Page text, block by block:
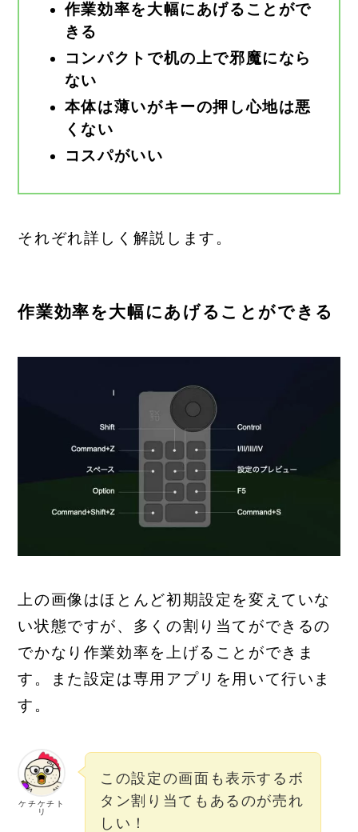
作業効率を大幅にあげることがで
きる
コンパクトで机の上で邪魔になら
ない
本体は薄いがキーの押し心地は悪
くない
コスパがいい
それぞれ詳しく解説します。
作業効率を大幅にあげることができる
上の画像はほとんど初期設定を変えていな
い状態ですが、多くの割り当てができるの
でかなり作業効率を上げることができま
す。また設定は専用アプリを用いて行いま
す。
ケチケチト
リ
この設定の画面も表示するボ
タン割り当てもあるのが売れ
しい！